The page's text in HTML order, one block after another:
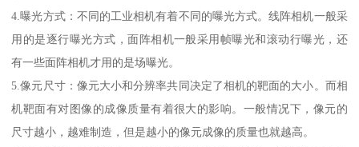
4.曝光方式：不同的工业相机有着不同的曝光方式。线阵相机一般采
用的是逐行曝光方式，面阵相机一般采用帧曝光和滚动行曝光，还
有一些面阵相机才用的是场曝光。
5.像元尺寸：像元大小和分辨率共同决定了相机的靶面的大小。而相
机靶面有对图像的成像质量有着很大的影响。一般情况下，像元的
尺寸越小，越难制造，但是越小的像元成像的质量也就越高。